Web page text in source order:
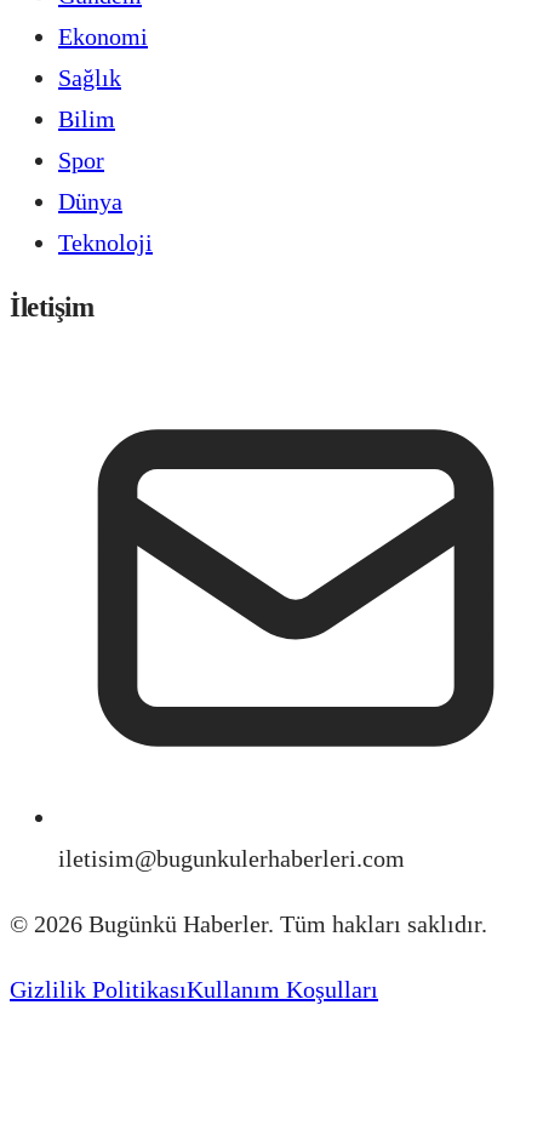
Ekonomi
Sağlık
Bilim
Spor
Dünya
Teknoloji
İletişim
iletisim@bugunkulerhaberleri.com
© 2026 Bugünkü Haberler. Tüm hakları saklıdır.
Gizlilik PolitikasıKullanım Koşulları